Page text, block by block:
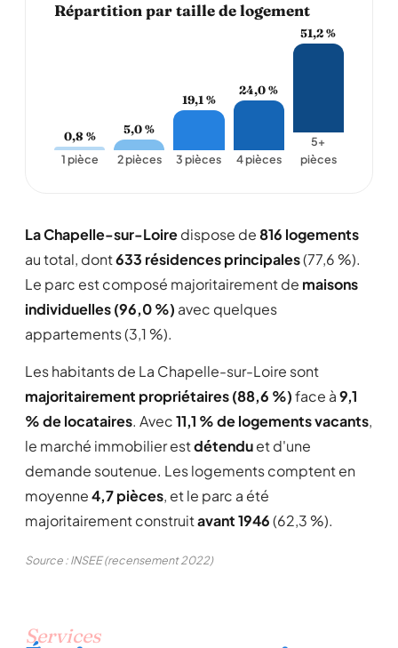
Répartition par taille de logement
0,8 %
1 pièce
5,0 %
2 pièces
19,1 %
3 pièces
24,0 %
4 pièces
51,2 %
5+
pièces
La Chapelle-sur-Loiredispose de816 logements
au total, dont633 résidences principales(77,6 %).
Le parc est composé majoritairement de maisons
individuelles (96,0 %) avec quelques
appartements (3,1 %).
Les habitants de La Chapelle-sur-Loire sont
majoritairement propriétaires (88,6 %)face à9,1
% de locataires. Avec11,1 % de logements vacants,
le marché immobilier estdétenduet d'une
demande soutenue. Les logements comptent en
moyenne4,7 pièces, et le parc a été
majoritairement construitavant 1946(62,3 %).
Source : INSEE (recensement 2022)
Services